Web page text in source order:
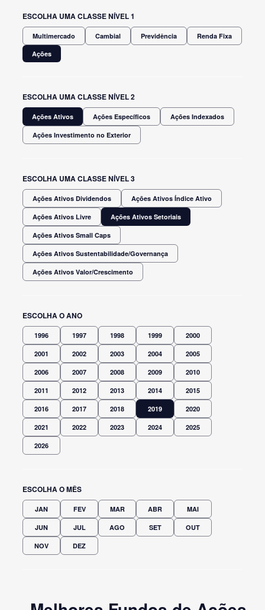
ESCOLHA UMA CLASSE NÍVEL 1
Multimercado Cambial Previdência
Renda Fixa
Ações
ESCOLHA UMA CLASSE NÍVEL 2
Ações Ativos Ações Específicos Ações Indexados
Ações Investimento no Exterior
ESCOLHA UMA CLASSE NÍVEL 3
Ações Ativos Dividendos Ações Ativos Índice Ativo
Ações Ativos Livre Ações Ativos Setoriais
Ações Ativos Small Caps
Ações Ativos Sustentabilidade/Governança
Ações Ativos Valor/Crescimento
ESCOLHA O ANO
1996 1997 1998 1999 2000
2001 2002 2003 2004 2005
2006 2007 2008 2009 2010
2011 2012 2013 2014 2015
2016 2017 2018 2019 2020
2021 2022 2023 2024 2025
2026
ESCOLHA O MÊS
JAN FEV MAR ABR MAI
JUN JUL AGO SET OUT
NOV DEZ